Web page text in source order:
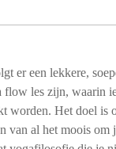
er een lekkere,
flow les zijn, waarin
worden. Het doel is
van al het moois om